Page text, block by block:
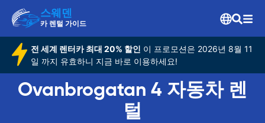
스웨덴
카 렌털 가이드
전 세계 렌터카 최대 20% 할인 이 프로모션은 2026년 8월 11
일 까지 유효하니 지금 바로 이용하세요!
Ovanbrogatan 4 자동차 렌
털